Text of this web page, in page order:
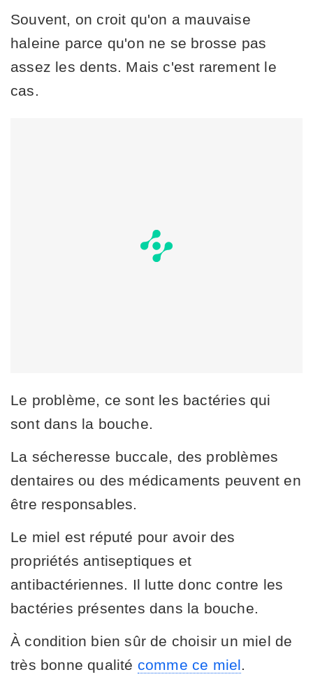
Souvent, on croit qu'on a mauvaise
haleine parce qu'on ne se brosse pas
assez les dents. Mais c'est rarement le
cas.
Le problème, ce sont les bactéries qui
sont dans la bouche.
La sécheresse buccale, des problèmes
dentaires ou des médicaments peuvent en
être responsables.
Le miel est réputé pour avoir des
propriétés antiseptiques et
antibactériennes. Il lutte donc contre les
bactéries présentes dans la bouche.
À condition bien sûr de choisir un miel de
très bonne qualité comme ce miel.